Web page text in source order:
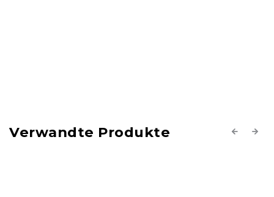
Verwandte Produkte Previous
Next